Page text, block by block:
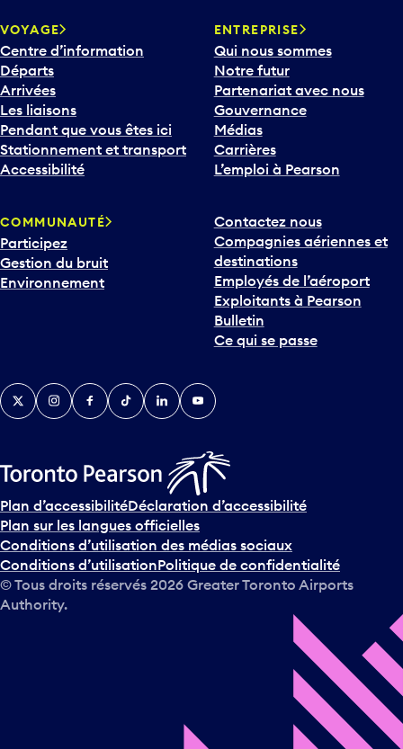
v
e
r
s
l
e
b
a
o
u
r
i
v
e
n
s
u
r
l
e
c
a
VOYAGE
Centre d’information
Départs
Arrivées
Les liaisons
Pendant que vous êtes ici
Stationnement et transport
Accessibilité
ENTREPRISE
Qui nous sommes
Notre futur
Partenariat avec nous
Gouvernance
Médias
Carrières
L’emploi à Pearson
COMMUNAUTÉ
Participez
Gestion du bruit
Environnement
Contactez nous
Compagnies aériennes et
destinations
Employés de l’aéroport
Exploitants à Pearson
Bulletin
Ce qui se passe
TwitterInstagramFacebook
TikTokLinkedInYouTube
Plan d’accessibilitéDéclaration d’accessibilité
Plan sur les langues officielles
Conditions d’utilisation des médias sociaux
Conditions d’utilisationPolitique de confidentialité
© Tous droits réservés 2026 Greater Toronto Airports
Authority.